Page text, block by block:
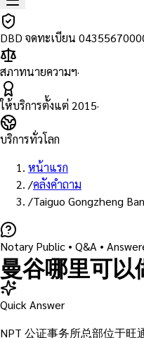
DBD จดทะเบียน
สภาทนายความฯ·
ให้บริการตั้งแต่ 2015·
บริการทั่วโลก
หน้าแรก
/คลังคำถาม
/Taiguo Gongzheng
Notary Public • Q&A •
曼谷哪里可
Quick Answer
NPT 公证事务所总部位于旺